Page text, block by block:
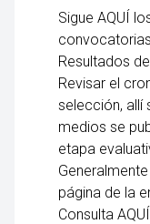
Sigue AQUÍ
Resultados
Revisar el
selección, allí
medios se
etapa
página de la
Consulta